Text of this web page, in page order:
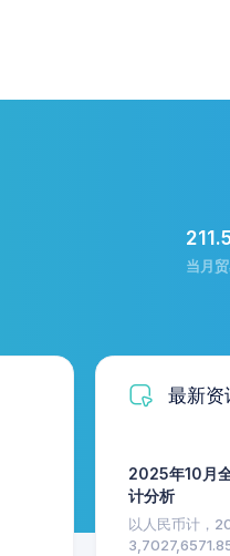
当月
最新资
2025年10月
计分析
以人民币计，